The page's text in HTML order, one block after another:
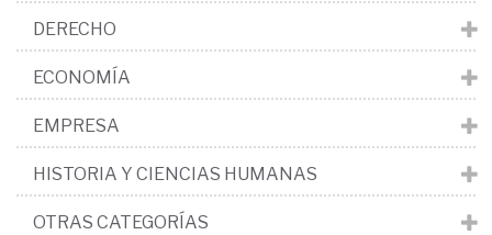
DERECHO
ECONOMÍA
EMPRESA
HISTORIA Y CIENCIAS HUMANAS
OTRAS CATEGORÍAS